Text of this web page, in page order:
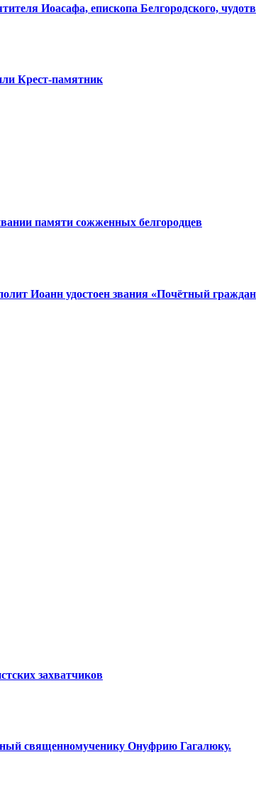
Иоасафа, епископа Белгородского,
Крест-памятник
памяти сожженных белгородцев
Иоанн удостоен звания «Почётный
захватчиков
священномученику Онуфрию Гагалюку.